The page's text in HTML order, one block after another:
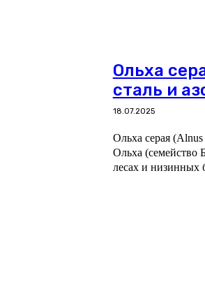
Ольха
сталь и
18.07.2025
Ольха серая
Ольха (семейство
лесах и низинных